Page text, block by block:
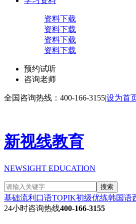
资料下载
资料下载
资料下载
资料下载
预约试听
咨询老师
全国咨询热线：400-166-3155|设为首
新视线教育
NEWSIGHT EDUCATION
搜索
基础流利口语TOPIK初级优练韩国语
24小时咨询热线400-166-3155